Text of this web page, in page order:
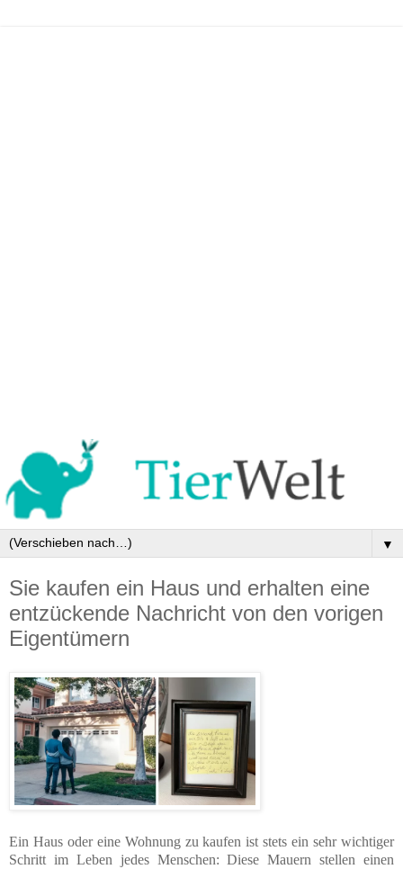
▼
Sie kaufen ein Haus und erhalten eine
entzückende Nachricht von den vorigen
Eigentümern
Ein Haus oder eine Wohnung zu kaufen ist stets ein sehr wichtiger
Schritt im Leben jedes Menschen: Diese Mauern stellen einen